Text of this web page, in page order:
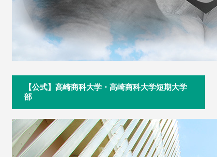
【公式】高崎商科大学・高崎商科大学短期大学
部